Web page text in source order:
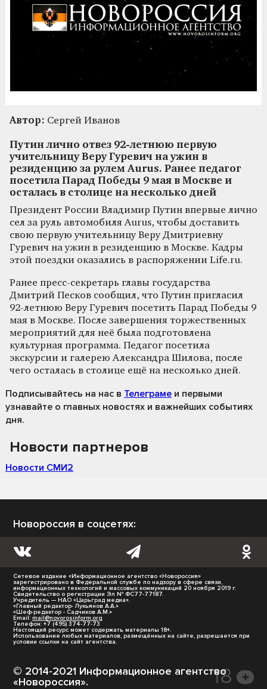
Автор: Сергей Иванов
Путин лично отвез 92-летнюю первую
учительницу Веру Гуревич на ужин в
резиденцию за рулем Aurus. Ранее педагог
посетила Парад Победы 9 мая в Москве и
осталась в столице на несколько дней
Президент России Владимир Путин впервые лично
сел за руль автомобиля Aurus, чтобы доставить
свою первую учительницу Веру Дмитриевну
Гуревич на ужин в резиденцию в Москве. Кадры
этой поездки оказались в распоряжении Life.ru.
Ранее пресс-секретарь главы государства
Дмитрий Песков сообщил, что Путин пригласил
92-летнюю Веру Гуревич посетить Парад Победы 9
мая в Москве. После завершения торжественных
мероприятий для неё была подготовлена
культурная программа. Педагог посетила
экскурсии и галерею Александра Шилова, после
чего осталась в столице ещё на несколько дней.
Подписывайтесь на нас в Телеграме и первыми
узнавайте о главных новостях и важнейших событиях
дня.
Новости партнеров
Новости СМИ2
Новороссия в соцсетях:
Сетевое издание «Информационное агентство «Новороссия»
зарегистрировано в Федеральной службе по надзору в сфере связи,
информационных технологий и массовых коммуникаций 20 ноября 2019 г.
Свидетельство о регистрации Эл № ФС77-77187.
Учредитель — НАО «Царьград медиа».
«Главный редактор- Лукьянов А.А.»
«Шеф-редактор - Садчиков А.М.»
Email: mail@novorosinform.org
Телефон: +7 (495) 374-77-73
Настоящий ресурс может содержать материалы 18+.
Использование любых материалов, размещённых на сайте, разрешается при
условии ссылки на сайт агентства.
© 2014-2021 Информационное агентство
«Новороссия».